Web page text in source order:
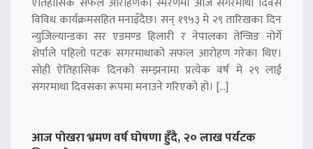
विविध कार्यक्रमसहित मनाइँदैछ। सन् १९५३ मे २९ तारिखका दिन
न्युजिल्यान्डका सर एडमण्ड हिलारी र नेपालका तेन्जिङ नोर्गे
शेर्पाले पहिलो पटक सगरमाथाको सफल आरोहण गरेका थिए।
सोही ऐतिहासिक दिनको सम्झनामा प्रत्येक वर्ष मे २९ लाई
सगरमाथा दिवसका रूपमा मनाउने गरिएको हो। […]
आज पोखरा भ्रमण वर्ष घोषणा हुँदै, २० लाख पर्यटक